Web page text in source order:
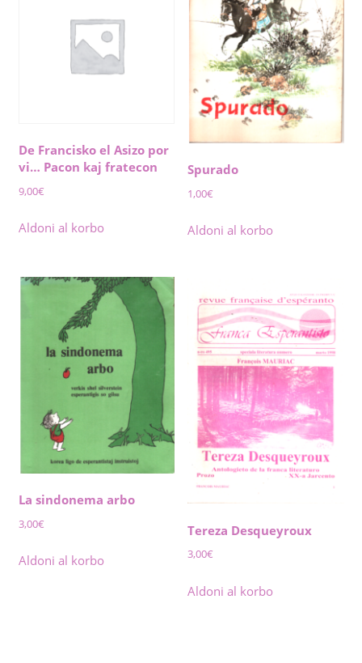
De Francisko el Asizo por
vi… Pacon kaj fratecon
9,00€
Aldoni al korbo
Spurado
1,00€
Aldoni al korbo
La sindonema arbo
3,00€
Aldoni al korbo
Tereza Desqueyroux
3,00€
Aldoni al korbo